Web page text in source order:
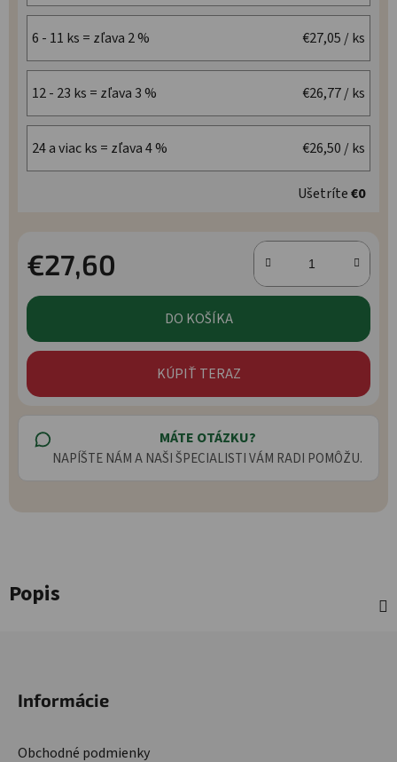
6 - 11 ks = zľava 2 % €27,05 / ks
12 - 23 ks = zľava 3 % €26,77/ ks
24 a viac ks = zľava 4 % €26,50 / ks
Ušetríte€0
€27,60
Jednotková cena:
DO KOŠÍKA
KÚPIŤ TERAZ
MÁTE OTÁZKU?
NAPÍŠTE NÁM A NAŠI ŠPECIALISTI VÁM RADI POMÔŽU.
Popis
Informácie
Obchodné podmienky